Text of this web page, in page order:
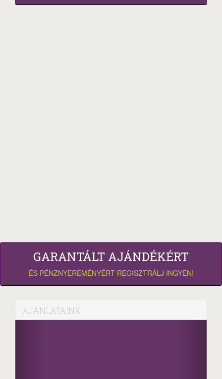
GARANTÁLT AJÁNDÉKÉRT
ÉS PÉNZNYEREMÉNYÉRT REGISZTRÁLJ INGYEN!
AJÁNLATAINK